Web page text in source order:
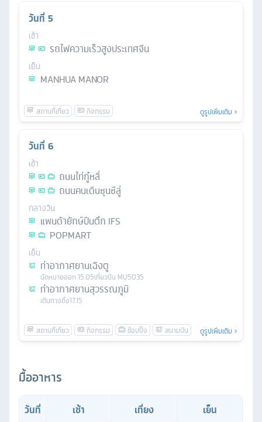
วันที่ 5
เช้า
รถไฟความเร็วสูงประเทศจีน
เย็น
MANHUA MANOR
ดูรูปเพิ่มเติม
วันที่ 6
เช้า
ถนนไท่กู๋หลี่
ถนนคนเดินซุนซีลู่
กลางวัน
แพนด้ายักษ์ปีนตึก IFS
POPMART
เย็น
ท่าอากาศยานเฉิงตู
นัดหมายออก15.05เที่ยวบิน MU5035
ท่าอากาศยานสุวรรณภูมิ
เดินทางถึง17.15
ดูรูปเพิ่มเติม
มื้ออาหาร
วันที่ เช้า เที่ยง
เย็น